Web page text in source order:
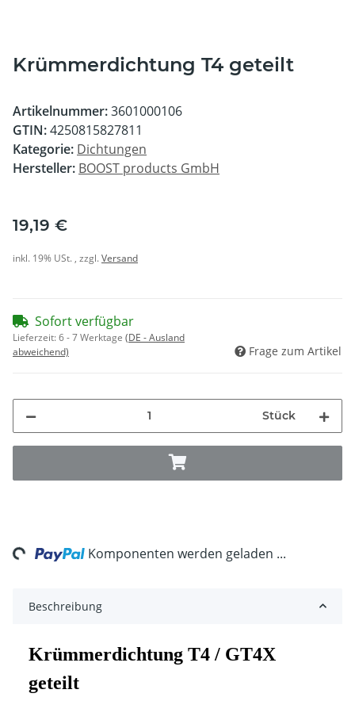
Krümmerdichtung T4 geteilt
Artikelnummer:3601000106
GTIN:4250815827811
Kategorie: Dichtungen
Hersteller: BOOST products GmbH
19,19 €
inkl. 19% USt. , zzgl.Versand
Sofort verfügbar
Lieferzeit:6 - 7 Werktage (DE - Ausland
abweichend)
Frage zum Artikel
Stück
Komponenten werden geladen ...
Beschreibung
Krümmerdichtung T4 / GT4X
geteilt